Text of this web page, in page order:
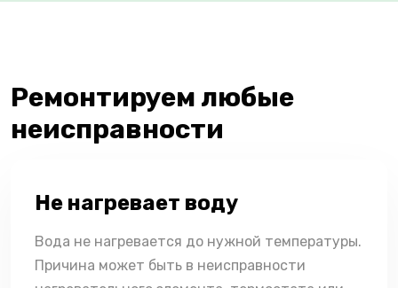
Ремонтируем любые
неисправности
Не нагревает воду
Вода не нагревается до нужной температуры.
Причина может быть в неисправности